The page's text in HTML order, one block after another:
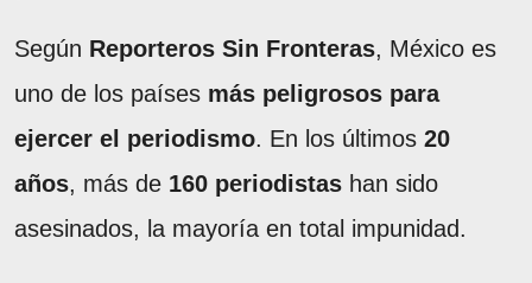
Según Reporteros Sin Fronteras, México es
uno de los países más peligrosos para
ejercer el periodismo. En los últimos 20
años, más de 160 periodistas han sido
asesinados, la mayoría en total impunidad.